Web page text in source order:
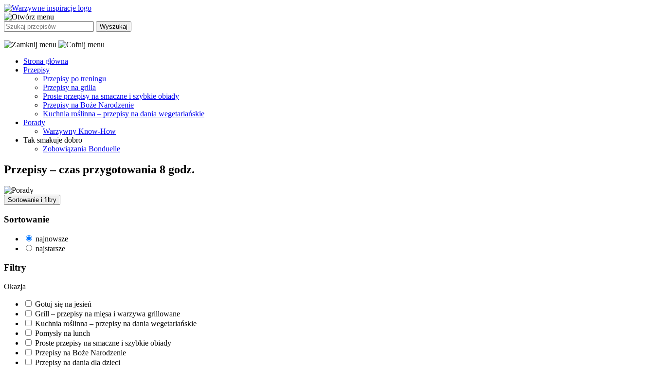
Przejdź
do
treści
Strona główna
Przepisy
Przepisy po treningu
Przepisy na grilla
Proste przepisy na smaczne i szybkie obiady
Przepisy na Boże Narodzenie
Kuchnia roślinna – przepisy na dania wegetariańskie
Porady
Warzywny Know-How
Tak smakuje dobro
Zobowiązania Bonduelle
Przepisy – czas przygotowania 8 godz.
Sortowanie i filtry
Sortowanie
najnowsze
najstarsze
Filtry
Okazja
Gotuj się na jesień
Grill – przepisy na mięsa i warzywa grillowane
Kuchnia roślinna – przepisy na dania wegetariańskie
Pomysły na lunch
Proste przepisy na smaczne i szybkie obiady
Przepisy na Boże Narodzenie
Przepisy na dania dla dzieci